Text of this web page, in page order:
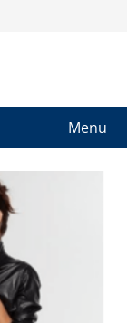
Menu